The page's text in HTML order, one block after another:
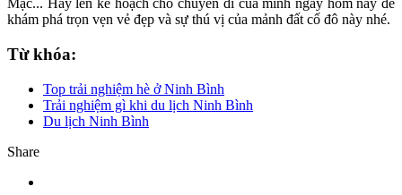
Mạc... Hãy lên kế hoạch cho chuyến đi của mình ngay hôm nay để
khám phá trọn vẹn vẻ đẹp và sự thú vị của mảnh đất cố đô này nhé.
Từ khóa:
Top trải nghiệm hè ở Ninh Bình
Trải nghiệm gì khi du lịch Ninh Bình
Du lịch Ninh Bình
Share